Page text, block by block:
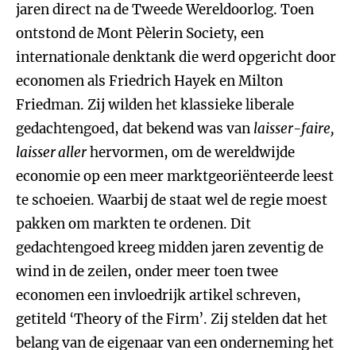
jaren direct na de Tweede Wereldoorlog. Toen
ontstond de Mont Pèlerin Society, een
internationale denktank die werd opgericht door
economen als Friedrich Hayek en Milton
Friedman. Zij wilden het klassieke liberale
gedachtengoed, dat bekend was van laisser-faire,
laisser allerhervormen, om de wereldwijde
economie op een meer marktgeoriënteerde leest
te schoeien. Waarbij de staat wel de regie moest
pakken om markten te ordenen. Dit
gedachtengoed kreeg midden jaren zeventig de
wind in de zeilen, onder meer toen twee
economen een invloedrijk artikel schreven,
getiteld ‘Theory of the Firm’. Zij stelden dat het
belang van de eigenaar van een onderneming het